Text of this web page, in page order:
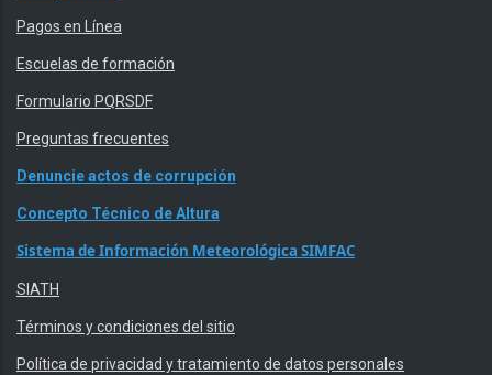
Pagos en Línea
Escuelas de formación
Formulario PQRSDF
Preguntas frecuentes
Denuncie actos de corrupción
Concepto Técnico de Altura
Sistema de Información Meteorológica SIMFAC
SIATH
Términos y condiciones del sitio
Política de privacidad y tratamiento de datos personales